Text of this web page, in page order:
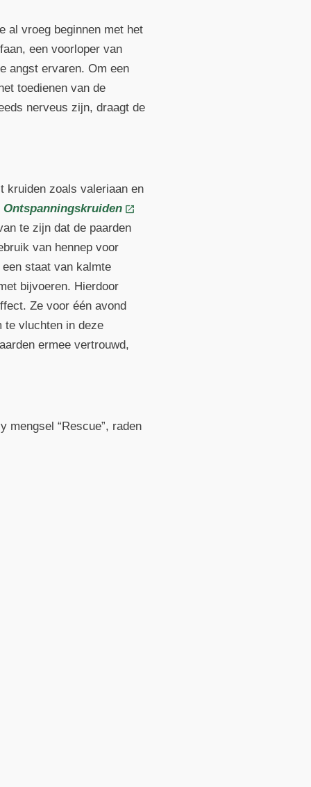
al vroeg beginnen met het
een voorloper van
angst ervaren. Om een
toedienen van de
nerveus zijn, draagt de
kruiden zoals valeriaan en
Ontspanningskruiden
te zijn dat de paarden
van hennep voor
staat van kalmte
bijvoeren. Hierdoor
Ze voor één avond
te vluchten in deze
ermee vertrouwd,
mengsel “Rescue”, raden